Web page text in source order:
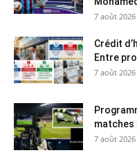
7 août 2026
Crédit
Entre
7 août 2026
matches
7 août 2026